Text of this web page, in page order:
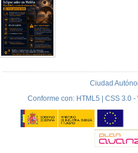
Ciudad
Conforme con: HTML5 | CSS 3.0